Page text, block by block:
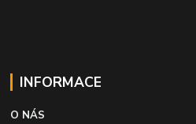
INFORMACE
O NÁS